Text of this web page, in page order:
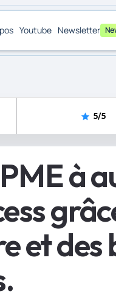
Youtube Newsletter
5/5
à
et des